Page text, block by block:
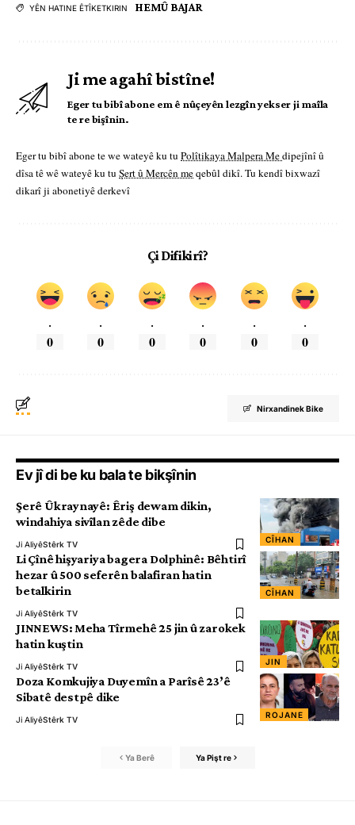
YÊN HATINE ÊTÎKETKIRIN HEMÛ BAJAR
Ji me agahî bistîne!
Eger tu bibî abone em ê nûçeyên lezgîn yekser ji maîla
te re bişînin.
Eger tu bibî abone te we wateyê ku tu Polîtikaya Malpera Medipejînî û
dîsa tê wê wateyê ku tu Şert û Mercên meqebûl dikî. Tu kendî bixwazî
dikarî ji abonetiyê derkevî
Çi Difikirî?
.
0
.
0
.
0
.
0
.
0
.
0
Nirxandinek Bike
Ev jî di be ku bala te bikşînin
CÎHAN
Şerê Ûkraynayê: Êriş dewam dikin,
windahiya sivîlan zêde dibe
Ji AliyêStêrk TV
CÎHAN
Li Çînê hişyariya bagera Dolphinê: Bêhtirî
hezar û 500 seferên balafiran hatin
betalkirin
Ji AliyêStêrk TV
JIN
JINNEWS: Meha Tîrmehê 25 jin û zarokek
hatin kuştin
Ji AliyêStêrk TV
ROJANE
Doza Komkujiya Duyemîn a Parîsê 23’ê
Sibatê destpê dike
Ji AliyêStêrk TV
Ya Berê Ya Pişt re